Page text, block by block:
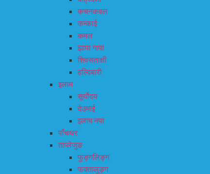
कचनकवल
कन्काई
कमल
झापा गापा
शिवसताक्षी
हल्दिबारी
इलाम
सूर्योदय
देउमाई
इलाम नपा
पाँचथर
ताप्लेजुङ
फुङ्गलिङ्ग
फक्तालुङ्ग